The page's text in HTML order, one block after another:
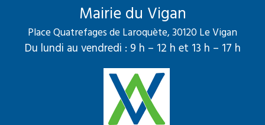
Mairie du Vigan
Place Quatrefages de Laroquète, 30120 Le Vigan
Du lundi au vendredi : 9 h – 12 h et 13 h – 17 h